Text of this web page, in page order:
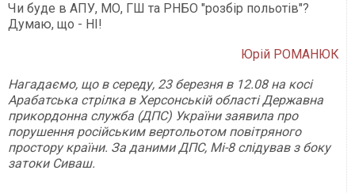
Чи буде в АПУ, МО, ГШ та РНБО "розбір польотів"?
Думаю, що - НІ!
Юрій РОМАНЮК
Нагадаємо, що в середу, 23 березня в 12.08 на косі
Арабатська стрілка в Херсонській області Державна
прикордонна служба (ДПС) України заявила про
порушення російським вертольотом повітряного
простору країни. За даними ДПС, Мі-8 слідував з боку
затоки Сиваш.